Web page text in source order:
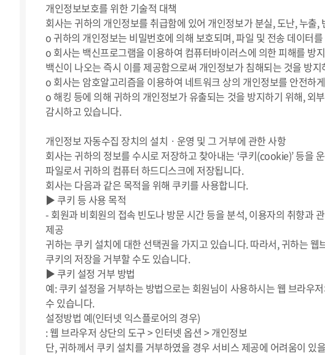
개인정보보호를 위한 기술적 대책
회사는 귀하의 개인정보를 취급함에 있어 개인정보가 분실, 도난, 누
ο 귀하의 개인정보는 비밀번호에 의해 보호되며, 파일 및 전송 데이터
ο 회사는 백신프로그램을 이용하여 컴퓨터바이러스에 의한 피해를 방
백신이 나오는 즉시 이를 제공함으로써 개인정보가 침해되는 것을 방
ο 회사는 암호알고리즘을 이용하여 네트워크 상의 개인정보를 안전하
ο 해킹 등에 의해 귀하의 개인정보가 유출되는 것을 방지하기 위해,
감시하고 있습니다.
개인정보 자동수집 장치의 설치ㆍ운영 및 그 거부에 관한 사항
회사는 귀하의 정보를 수시로 저장하고 찾아내는 ‘쿠키(cookie)’ 등을
파일로서 귀하의 컴퓨터 하드디스크에 저장됩니다.
회사는 다음과 같은 목적을 위해 쿠키를 사용합니다.
▶ 쿠키 등 사용 목적
- 회원과 비회원의 접속 빈도나 방문 시간 등을 분석, 이용자의 취향과
제공
귀하는 쿠키 설치에 대한 선택권을 가지고 있습니다. 따라서, 귀하는
쿠키의 저장을 거부할 수도 있습니다.
▶ 쿠키 설정 거부 방법
예: 쿠키 설정을 거부하는 방법으로는 회원님이 사용하시는 웹 브라우
수 있습니다.
설정방법 예(인터넷 익스플로어의 경우)
: 웹 브라우저 상단의 도구 > 인터넷 옵션 > 개인정보
단, 귀하께서 쿠키 설치를 거부하였을 경우 서비스 제공에 어려움이 있